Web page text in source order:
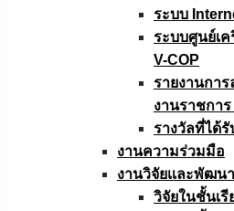
ระบบ
ระบบศูนย์เ
V-COP
รายงานกา
งานราชกา
รางวัลที่ได้รั
งานความร่วมมือ
งานวิจัยเเละพัฒน
วิจัยในชั้นเรี